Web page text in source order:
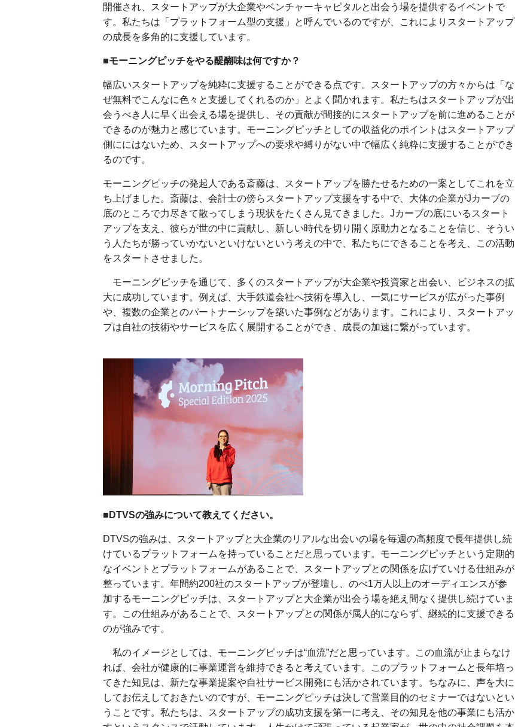
開催され、スタートアップが大企業やベンチャーキャピタルと出会う場を提供するイベントで
す。私たちは「プラットフォーム型の支援」と呼んでいるのですが、これによりスタートアップ
の成長を多角的に支援しています。
■モーニングピッチをやる醍醐味は何ですか？
幅広いスタートアップを純粋に支援することができる点です。スタートアップの方々からは「な
ぜ無料でこんなに色々と支援してくれるのか」とよく聞かれます。私たちはスタートアップが出
会うべき人に早く出会える場を提供し、その貢献が間接的にスタートアップを前に進めることが
できるのが魅力と感じています。モーニングピッチとしての収益化のポイントはスタートアップ
側ににはないため、スタートアップへの要求や縛りがない中で幅広く純粋に支援することができ
るのです。
モーニングピッチの発起人である斎藤は、スタートアップを勝たせるための一案としてこれを立
ち上げました。斎藤は、会計士の傍らスタートアップ支援をする中で、大体の企業がJカーブの
底のところで力尽きて散ってしまう現状をたくさん見てきました。Jカーブの底にいるスタート
アップを支え、彼らが世の中に貢献し、新しい時代を切り開く原動力となることを信じ、そうい
う人たちが勝っていかないといけないという考えの中で、私たちにできることを考え、この活動
をスタートさせました。
モーニングピッチを通じて、多くのスタートアップが大企業や投資家と出会い、ビジネスの拡
大に成功しています。例えば、大手鉄道会社へ技術を導入し、一気にサービスが広がった事例
や、複数の企業とのパートナーシップを築いた事例などがあります。これにより、スタートアッ
プは自社の技術やサービスを広く展開することができ、成長の加速に繋がっています。
■DTVSの強みについて教えてください。
DTVSの強みは、スタートアップと大企業のリアルな出会いの場を毎週の高頻度で長年提供し続
けているプラットフォームを持っていることだと思っています。モーニングピッチという定期的
なイベントとプラットフォームがあることで、スタートアップとの関係を広げていける仕組みが
整っています。年間約200社のスタートアップが登壇し、のべ1万人以上のオーディエンスが参
加するモーニングピッチは、スタートアップと大企業が出会う場を絶え間なく提供し続けていま
す。この仕組みがあることで、スタートアップとの関係が属人的にならず、継続的に支援できる
のが強みです。
私のイメージとしては、モーニングピッチは“血流”だと思っています。この血流が止まらなけ
れば、会社が健康的に事業運営を維持できると考えています。このプラットフォームと長年培っ
てきた知見は、新たな事業提案や自社サービス開発にも活かされています。ちなみに、声を大に
してお伝えしておきたいのですが、モーニングピッチは決して営業目的のセミナーではないとい
うことです。私たちは、スタートアップの成功支援を第一に考え、その知見を他の事業にも活か